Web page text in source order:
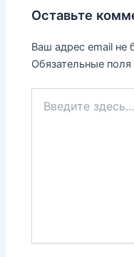
Оставьте
Ваш адрес email не
Обязательные
здесь...